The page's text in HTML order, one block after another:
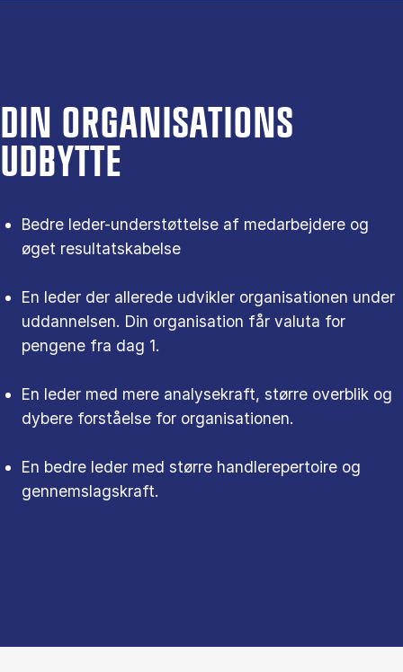
DIN ORGANISATIONS
UDBYTTE
Bedre leder-understøttelse af medarbejdere og
øget resultatskabelse
En leder der allerede udvikler organisationen under
uddannelsen. Din organisation får valuta for
pengene fra dag 1.
En leder med mere analysekraft, større overblik og
dybere forståelse for organisationen.
En bedre leder med større handlerepertoire og
gennemslagskraft.